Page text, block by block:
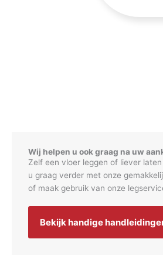
Wij helpen u ook graag na uw
Zelf een vloer leggen of liever
u graag verder met onze
of maak gebruik van onze
Bekijk handige